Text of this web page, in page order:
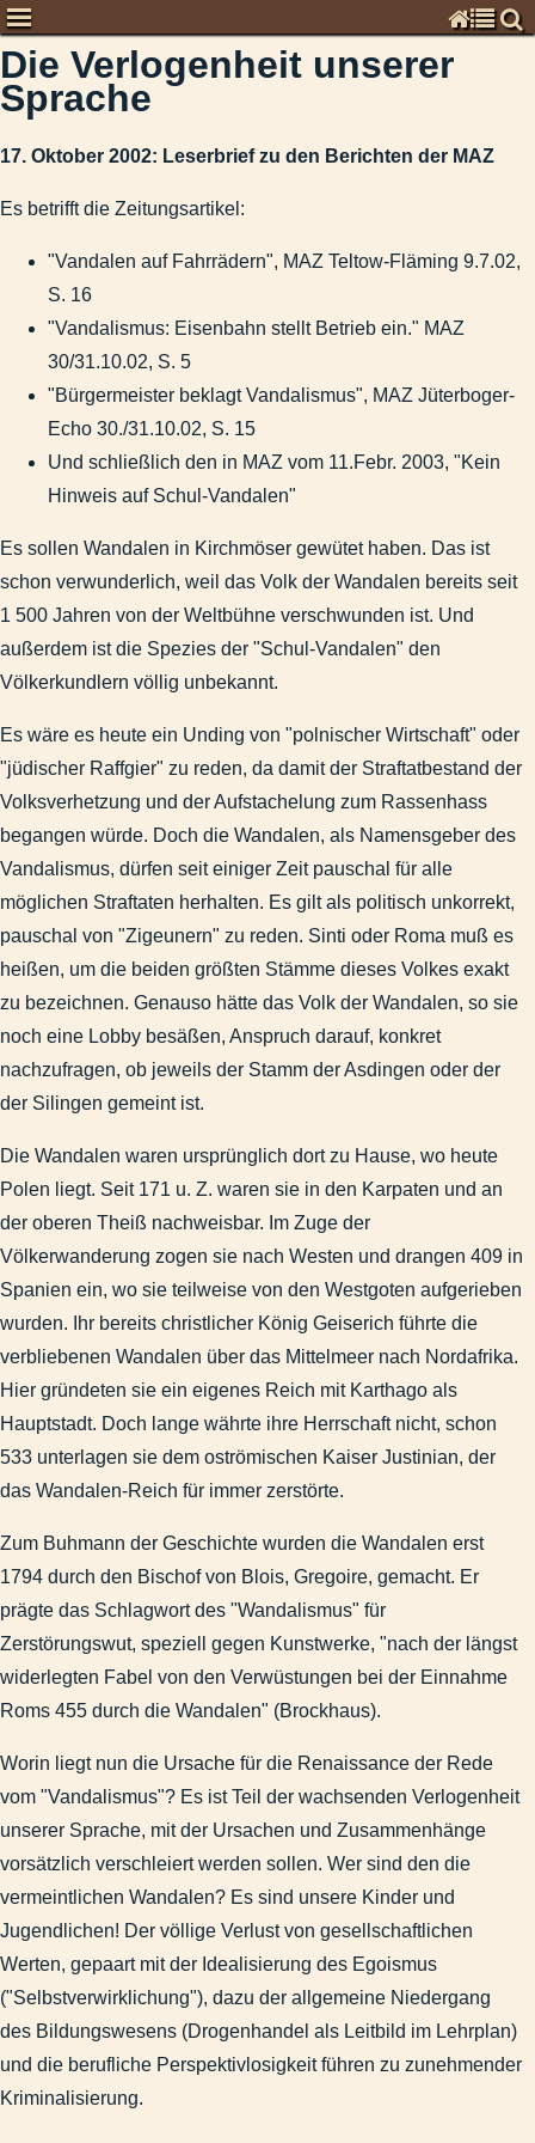
Chronisten
Kommentare zur Zeitgeschichte
Deutschland
Kommunal
Weißer Adler auf weißem Grund
Januar 2013: Abmahnung an die Tageszeitung wegen
MAZ vom 28. September 2012: Woidke lenkt ein: Rente jetzt
August 2010: Selbstverständnis der Polizei, damals und
August 2010: Erneute Wortmeldung zur
Dezember 2008: Streitschrift zum Erhalt der deutschen
Trennungsgeld für Westbeamte, "Buschzulage", und deren
Frau befürwortet Folteranwendung
Innenminister denkt an Folter
Zur Bildungspolitik
Mummenschanz im Gerichtssaal
Springerstiefel freie Zonen
Bildungsdefizite bei Journalisten
Garnisongeschichte
Veröffentlichungen
Stadtgeschichte
Impressum
Suchen & Finden
Abbildungen-deaktiviert
Die Verlogenheit unserer
Sprache
17. Oktober 2002: Leserbrief zu den Berichten der MAZ
Es betrifft die Zeitungsartikel:
"Vandalen auf Fahrrädern", MAZ Teltow-Fläming 9.7.02,
S. 16
"Vandalismus: Eisenbahn stellt Betrieb ein." MAZ
30/31.10.02, S. 5
"Bürgermeister beklagt Vandalismus", MAZ Jüterboger-
Echo 30./31.10.02, S. 15
Und schließlich den in MAZ vom 11.Febr. 2003, "Kein
Hinweis auf Schul-Vandalen"
Es sollen Wandalen in Kirchmöser gewütet haben. Das ist
schon verwunderlich, weil das Volk der Wandalen bereits seit
1 500 Jahren von der Weltbühne verschwunden ist. Und
außerdem ist die Spezies der "Schul-Vandalen" den
Völkerkundlern völlig unbekannt.
Es wäre es heute ein Unding von "polnischer Wirtschaft" oder
"jüdischer Raffgier" zu reden, da damit der Straftatbestand der
Volksverhetzung und der Aufstachelung zum Rassenhass
begangen würde. Doch die Wandalen, als Namensgeber des
Vandalismus, dürfen seit einiger Zeit pauschal für alle
möglichen Straftaten herhalten. Es gilt als politisch unkorrekt,
pauschal von "Zigeunern" zu reden. Sinti oder Roma muß es
heißen, um die beiden größten Stämme dieses Volkes exakt
zu bezeichnen. Genauso hätte das Volk der Wandalen, so sie
noch eine Lobby besäßen, Anspruch darauf, konkret
nachzufragen, ob jeweils der Stamm der Asdingen oder der
der Silingen gemeint ist.
Die Wandalen waren ursprünglich dort zu Hause, wo heute
Polen liegt. Seit 171 u. Z. waren sie in den Karpaten und an
der oberen Theiß nachweisbar. Im Zuge der
Völkerwanderung zogen sie nach Westen und drangen 409 in
Spanien ein, wo sie teilweise von den Westgoten aufgerieben
wurden. Ihr bereits christlicher König Geiserich führte die
verbliebenen Wandalen über das Mittelmeer nach Nordafrika.
Hier gründeten sie ein eigenes Reich mit Karthago als
Hauptstadt. Doch lange währte ihre Herrschaft nicht, schon
533 unterlagen sie dem oströmischen Kaiser Justinian, der
das Wandalen-Reich für immer zerstörte.
Zum Buhmann der Geschichte wurden die Wandalen erst
1794 durch den Bischof von Blois, Gregoire, gemacht. Er
prägte das Schlagwort des "Wandalismus" für
Zerstörungswut, speziell gegen Kunstwerke, "nach der längst
widerlegten Fabel von den Verwüstungen bei der Einnahme
Roms 455 durch die Wandalen" (Brockhaus).
Worin liegt nun die Ursache für die Renaissance der Rede
vom "Vandalismus"? Es ist Teil der wachsenden Verlogenheit
unserer Sprache, mit der Ursachen und Zusammenhänge
vorsätzlich verschleiert werden sollen. Wer sind den die
vermeintlichen Wandalen? Es sind unsere Kinder und
Jugendlichen! Der völlige Verlust von gesellschaftlichen
Werten, gepaart mit der Idealisierung des Egoismus
("Selbstverwirklichung"), dazu der allgemeine Niedergang
des Bildungswesens (Drogenhandel als Leitbild im Lehrplan)
und die berufliche Perspektivlosigkeit führen zu zunehmender
Kriminalisierung.